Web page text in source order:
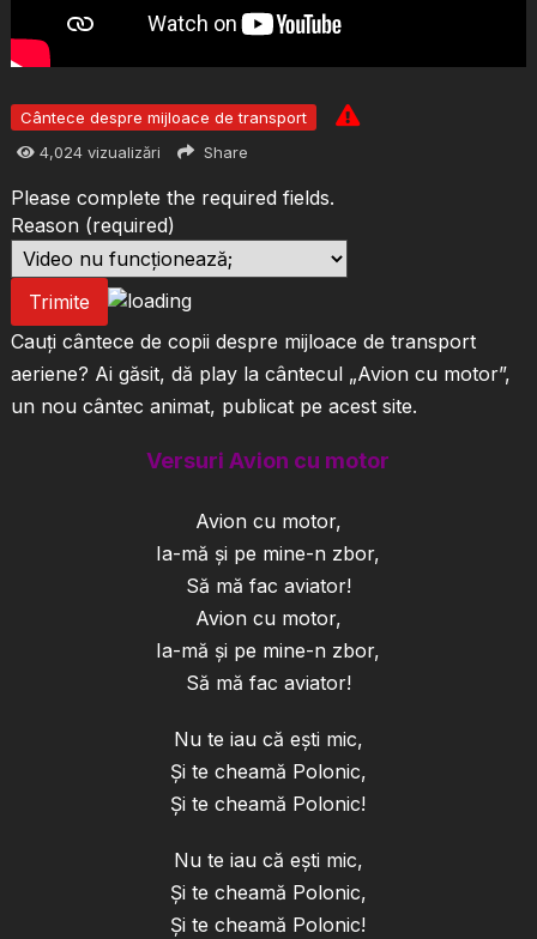
Cântece despre mijloace de transport
4,024vizualizări Share
Please complete the required fields.
Reason (required)
Trimite
Cauți cântece de copii despre mijloace de transport
aeriene? Ai găsit, dă play la cântecul „Avion cu motor”,
un nou cântec animat, publicat pe acest site.
Versuri Avion cu motor
Avion cu motor,
Ia-mă și pe mine-n zbor,
Să mă fac aviator!
Avion cu motor,
Ia-mă și pe mine-n zbor,
Să mă fac aviator!
Nu te iau că ești mic,
Și te cheamă Polonic,
Și te cheamă Polonic!
Nu te iau că ești mic,
Și te cheamă Polonic,
Și te cheamă Polonic!